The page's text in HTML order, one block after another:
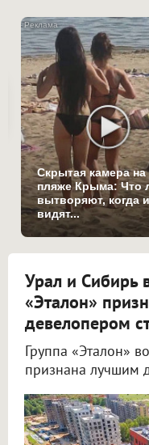
Скрытая камера на
пляже Крыма: Что
вытворяют, когда
видят...
Урал и Сибирь
«Эталон»
девелопером
Группа «Эталон»
признана лучшим